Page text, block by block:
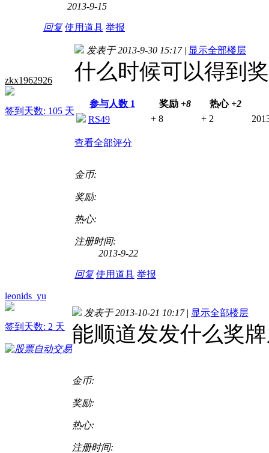
2013-9-15
回复 使用道具 举报
zkx1962926
签到天数: 105 天
发表于 2013-9-30 15:17 | 显示全部楼层
什么时候可以得到
参与人数 1 奖励 +8 热心 +2
RS49
+ 8 + 2
查看全部评分
金币:
奖励:
热心:
注册时间:
2013-9-22
回复 使用道具 举报
leonids_yu
签到天数: 2 天
发表于 2013-10-21 10:17 | 显示全部楼层
能顺道发发什么奖
金币:
奖励:
热心:
注册时间: